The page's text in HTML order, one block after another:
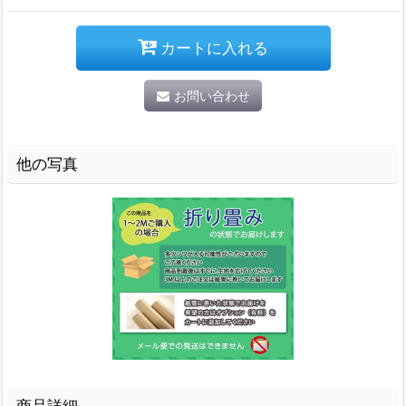
カートに入れる
お問い合わせ
他の写真